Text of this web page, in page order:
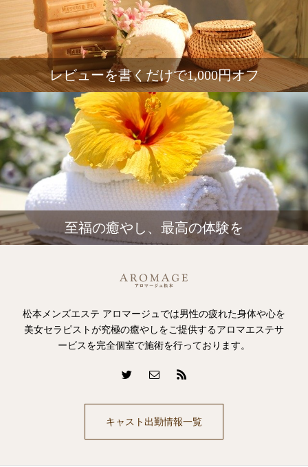
レビューを書くだけで1,000円オフ
至福の癒やし、最高の体験を
松本メンズエステ アロマージュでは男性の疲れた身体や心を
美女セラピストが究極の癒やしをご提供するアロマエステサ
ービスを完全個室で施術を行っております。
キャスト出勤情報一覧